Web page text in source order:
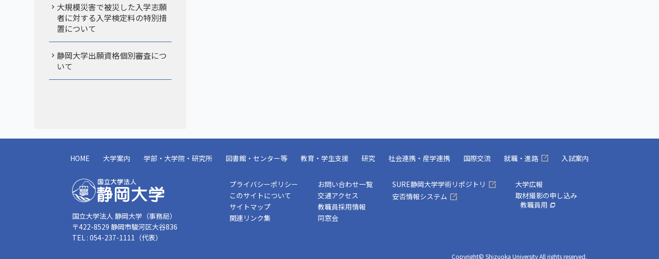
大規模災害で被災した入学志願
者に対する入学検定料の特別措
置について
静岡大学出願資格個別審査につ
いて
HOME 大学案内 学部・大学院・研究所 図書館・センター等 教育・学生支援 研究 社会連携・産学連携 国際交流 就職・進路 入試案内
国立大学法人 静岡大学（事務局）
〒422-8529 静岡市駿河区大谷836
TEL : 054-237-1111（代表）
プライバシーポリシー
このサイトについて
サイトマップ
関連リンク集
お問い合わせ一覧
交通アクセス
教職員採用情報
同窓会
SURE静岡大学学術リポジトリ
安否情報システム
大学広報
取材撮影の申し込み
教職員用
Copyright© Shizuoka University All rights reserved.